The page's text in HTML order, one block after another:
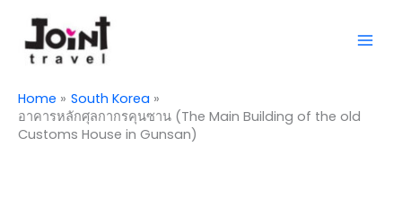
content
Home
South Korea
อาคารหลักศุลกากรคุนซาน (The Main Building of the old
Customs House in Gunsan)